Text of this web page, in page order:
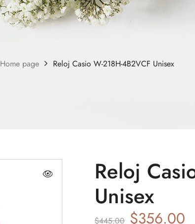
Home page Reloj Casio W-218H-4B2VCF Unisex
Reloj
Unisex
$445.00 $356.00